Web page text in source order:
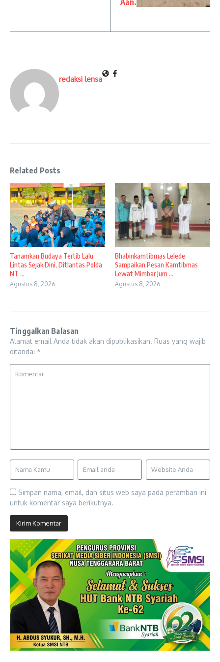
Aan.
redaksi lensa
Related Posts
Tanamkan Budaya Tertib Lalu
Lintas Sejak Dini, Ditlantas Polda
NT ...
Agustus 8, 2026
Bhabinkamtibmas Lelede
Sampaikan Pesan Kamtibmas
Lewat Mimbar Jum ...
Agustus 8, 2026
Tinggalkan Balasan
Alamat email Anda tidak akan dipublikasikan. Ruas yang wajib
ditandai *
Simpan nama, email, dan situs web saya pada peramban ini
untuk komentar saya berikutnya.